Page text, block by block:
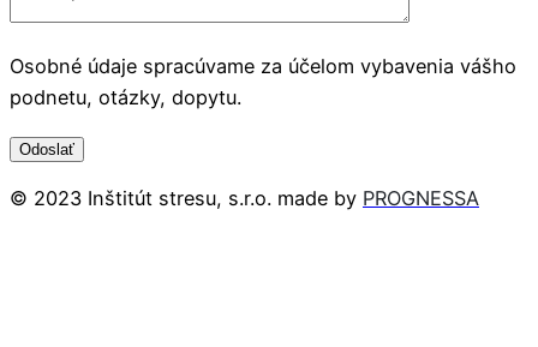
Osobné údaje spracúvame za účelom vybavenia vášho
podnetu, otázky, dopytu.
© 2023 Inštitút stresu, s.r.o. made by PROGNESSA